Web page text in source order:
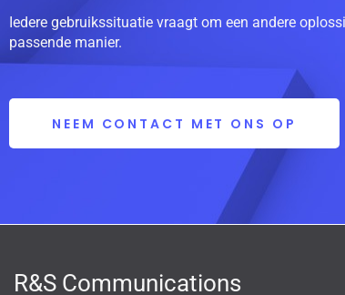
Iedere gebruikssituatie vraagt om een andere
passende manier.
NEEM CONTACT MET ONS OP
R&S Communications